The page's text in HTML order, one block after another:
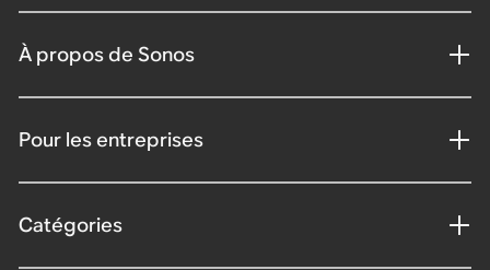
À propos de Sonos
Pour les entreprises
Catégories